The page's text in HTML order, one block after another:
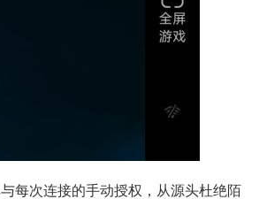
每次连接的手动授权，从源头杜绝陌